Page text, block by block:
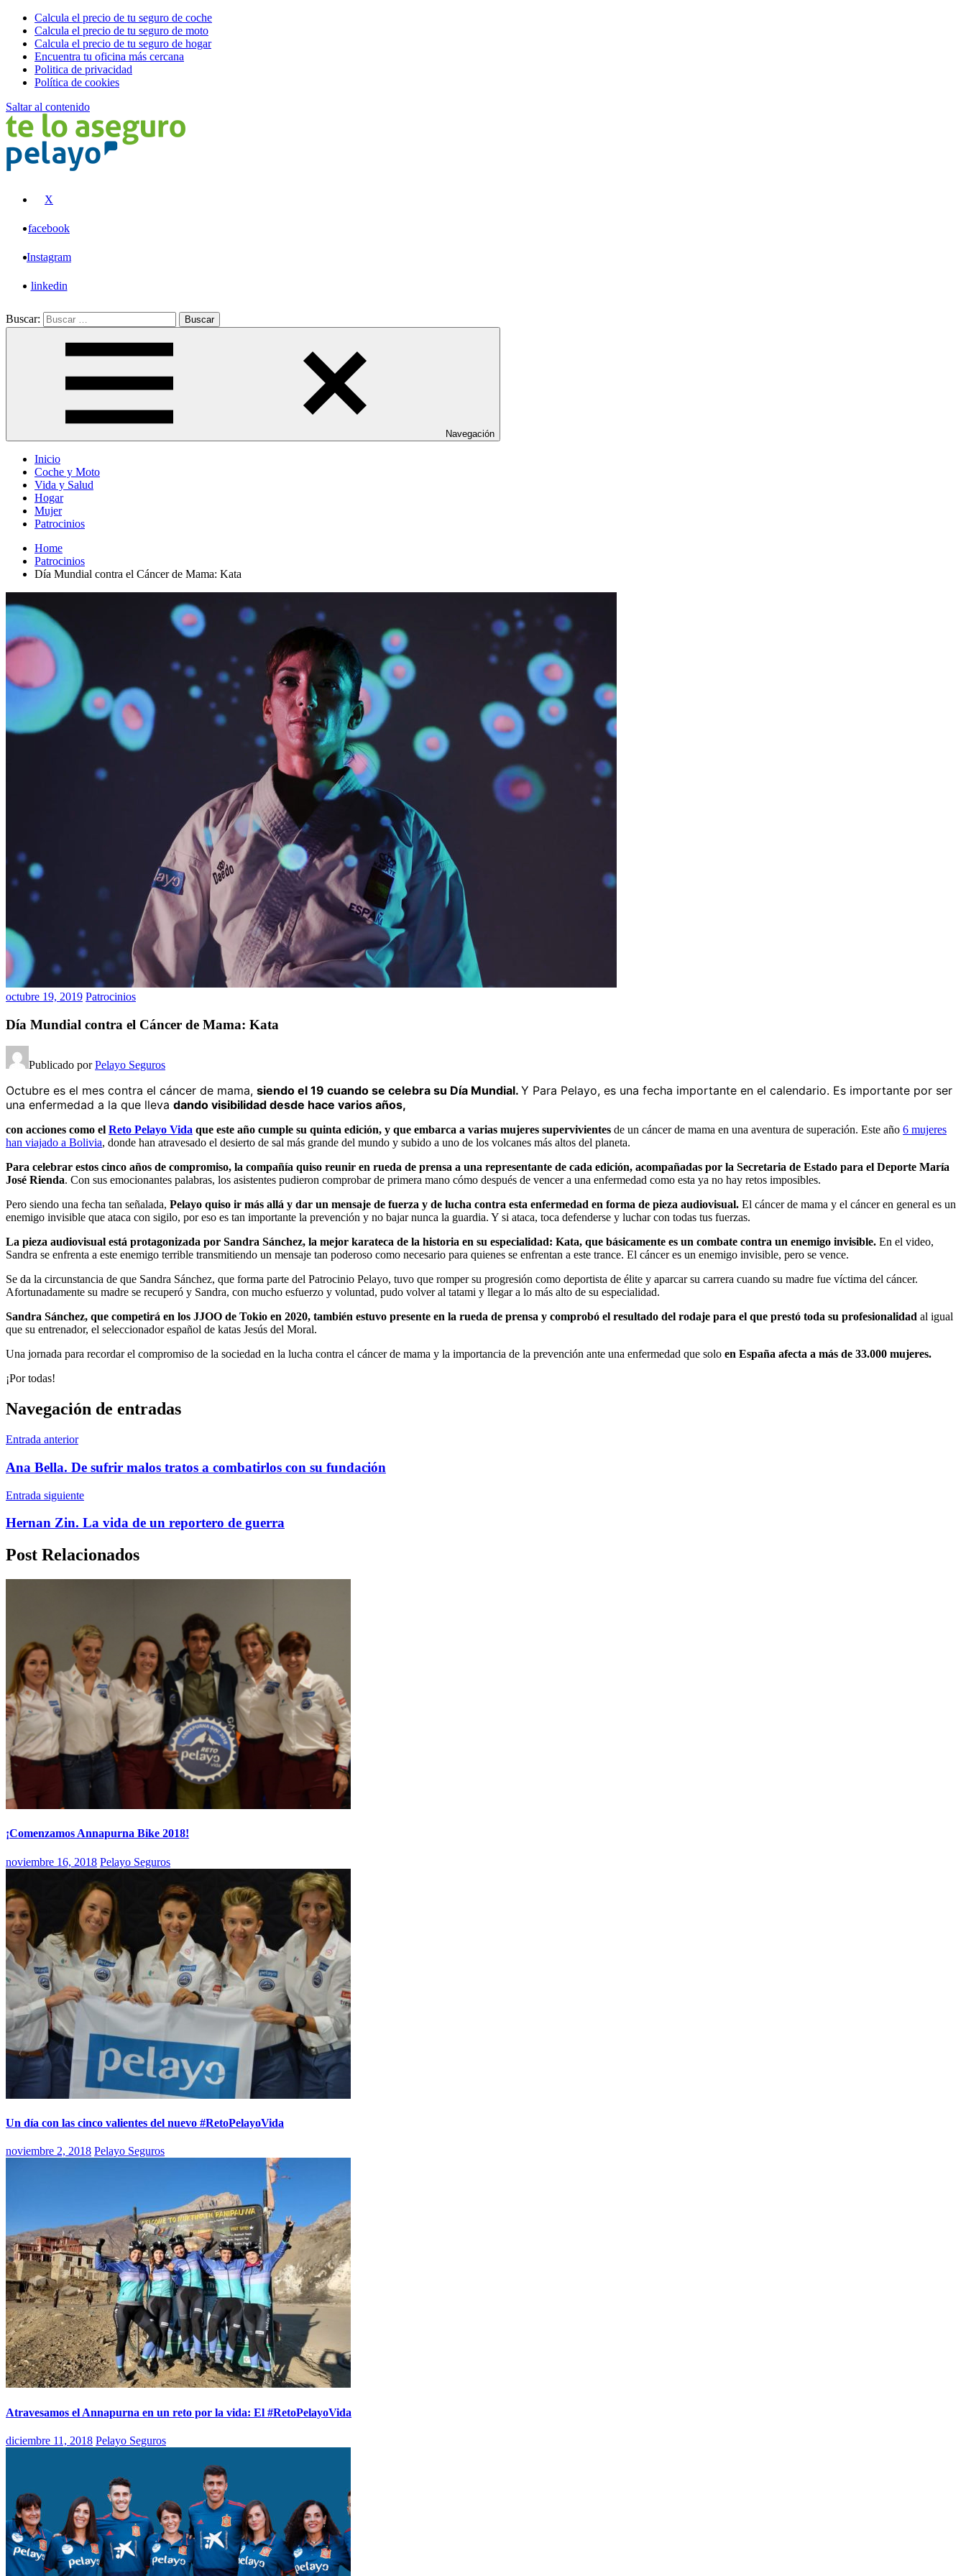
Calcula el precio de tu seguro de coche
Calcula el precio de tu seguro de moto
Calcula el precio de tu seguro de hogar
Encuentra tu oficina más cercana
Politica de privacidad
Política de cookies
Saltar al contenido
X
facebook
Instagram
linkedin
Buscar: Buscar
Navegación
Inicio
Coche y Moto
Vida y Salud
Hogar
Mujer
Patrocinios
Home
Patrocinios
Día Mundial contra el Cáncer de Mama: Kata
octubre 19, 2019 Patrocinios
Día Mundial contra el Cáncer de Mama: Kata
Publicado porPelayo Seguros
Octubre es el mes contra el cáncer de mama, siendo el 19 cuando se celebra su Día Mundial. Y Para Pelayo, es una fecha importante en el calendario. Es importante por ser
una enfermedad a la que lleva dando visibilidad desde hace varios años,
con acciones como el Reto Pelayo Vida que este año cumple su quinta edición, y que embarca a varias mujeres supervivientes de un cáncer de mama en una aventura de superación. Este año 6 mujeres
han viajado a Bolivia, donde han atravesado el desierto de sal más grande del mundo y subido a uno de los volcanes más altos del planeta.
Para celebrar estos cinco años de compromiso, la compañía quiso reunir en rueda de prensa a una representante de cada edición, acompañadas por la Secretaria de Estado para el Deporte María
José Rienda. Con sus emocionantes palabras, los asistentes pudieron comprobar de primera mano cómo después de vencer a una enfermedad como esta ya no hay retos imposibles.
Pero siendo una fecha tan señalada, Pelayo quiso ir más allá y dar un mensaje de fuerza y de lucha contra esta enfermedad en forma de pieza audiovisual. El cáncer de mama y el cáncer en general es un
enemigo invisible que ataca con sigilo, por eso es tan importante la prevención y no bajar nunca la guardia. Y si ataca, toca defenderse y luchar con todas tus fuerzas.
La pieza audiovisual está protagonizada por Sandra Sánchez, la mejor karateca de la historia en su especialidad: Kata, que básicamente es un combate contra un enemigo invisible. En el video,
Sandra se enfrenta a este enemigo terrible transmitiendo un mensaje tan poderoso como necesario para quienes se enfrentan a este trance. El cáncer es un enemigo invisible, pero se vence.
Se da la circunstancia de que Sandra Sánchez, que forma parte del Patrocinio Pelayo, tuvo que romper su progresión como deportista de élite y aparcar su carrera cuando su madre fue víctima del cáncer.
Afortunadamente su madre se recuperó y Sandra, con mucho esfuerzo y voluntad, pudo volver al tatami y llegar a lo más alto de su especialidad.
Sandra Sánchez, que competirá en los JJOO de Tokio en 2020, también estuvo presente en la rueda de prensa y comprobó el resultado del rodaje para el que prestó toda su profesionalidad al igual
que su entrenador, el seleccionador español de katas Jesús del Moral.
Una jornada para recordar el compromiso de la sociedad en la lucha contra el cáncer de mama y la importancia de la prevención ante una enfermedad que solo en España afecta a más de 33.000 mujeres.
¡Por todas!
Navegación de entradas
Entrada anterior
Ana Bella. De sufrir malos tratos a combatirlos con su fundación
Entrada siguiente
Hernan Zin. La vida de un reportero de guerra
Post Relacionados
¡Comenzamos Annapurna Bike 2018!
noviembre 16, 2018 Pelayo Seguros
Un día con las cinco valientes del nuevo #RetoPelayoVida
noviembre 2, 2018 Pelayo Seguros
Atravesamos el Annapurna en un reto por la vida: El #RetoPelayoVida
diciembre 11, 2018 Pelayo Seguros